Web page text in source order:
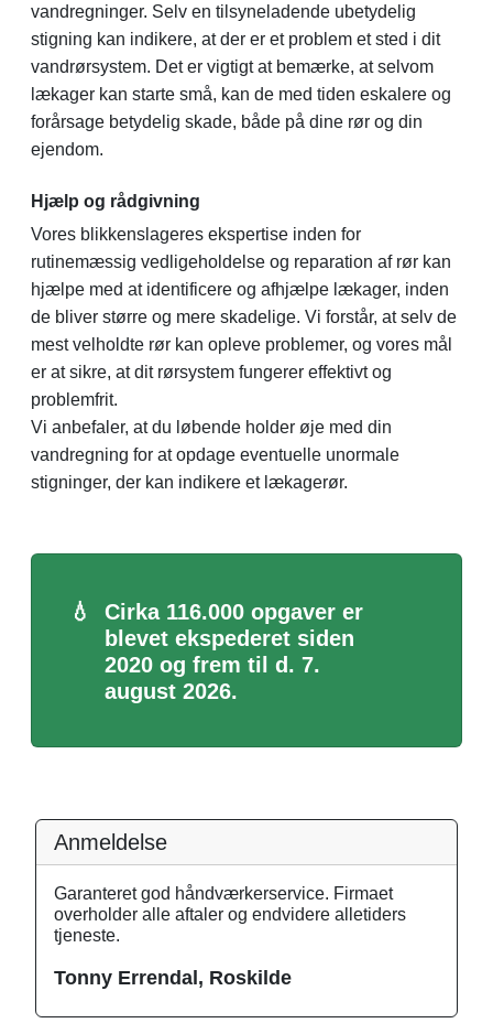
vandregninger. Selv en tilsyneladende ubetydelig
stigning kan indikere, at der er et problem et sted i dit
vandrørsystem. Det er vigtigt at bemærke, at selvom
lækager kan starte små, kan de med tiden eskalere og
forårsage betydelig skade, både på dine rør og din
ejendom.
Hjælp og rådgivning
Vores blikkenslageres ekspertise inden for
rutinemæssig vedligeholdelse og reparation af rør kan
hjælpe med at identificere og afhjælpe lækager, inden
de bliver større og mere skadelige. Vi forstår, at selv de
mest velholdte rør kan opleve problemer, og vores mål
er at sikre, at dit rørsystem fungerer effektivt og
problemfrit.
Vi anbefaler, at du løbende holder øje med din
vandregning for at opdage eventuelle unormale
stigninger, der kan indikere et lækagerør.
💧 Cirka 116.000 opgaver er
blevet ekspederet siden
2020 og frem til d. 7.
august 2026.
Anmeldelse
Garanteret god håndværkerservice. Firmaet
overholder alle aftaler og endvidere alletiders
tjeneste.
Tonny Errendal, Roskilde